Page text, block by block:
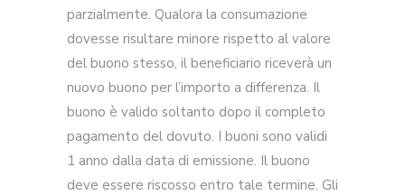
parzialmente. Qualora la consumazione
dovesse risultare minore rispetto al valore
del buono stesso, il beneficiario riceverà un
nuovo buono per l’importo a differenza. Il
buono è valido soltanto dopo il completo
pagamento del dovuto. I buoni sono validi
1 anno dalla data di emissione. Il buono
deve essere riscosso entro tale termine. Gli